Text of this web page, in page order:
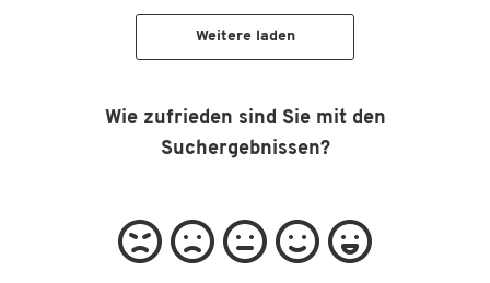
Weitere laden
Wie zufrieden sind Sie mit den
Suchergebnissen?